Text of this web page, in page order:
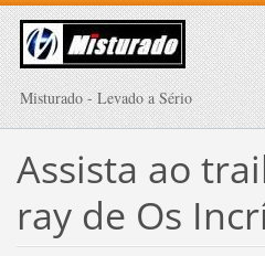
Misturado - Levado a Sério
Assista ao
ray de Os